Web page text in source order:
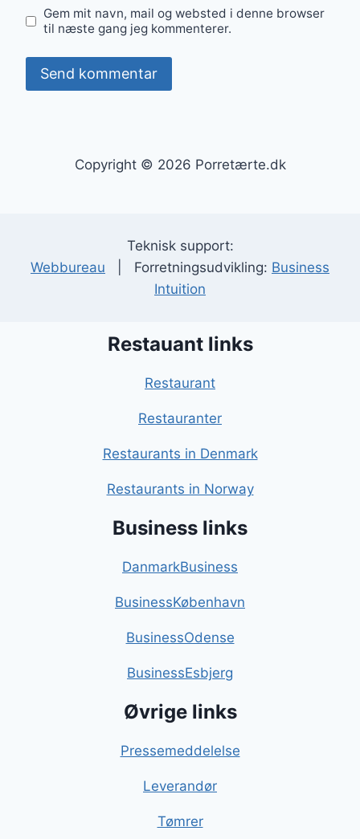
Gem mit navn, mail og websted i denne browser
til næste gang jeg kommenterer.
Copyright © 2026 Porretærte.dk
Teknisk support:
Webbureau | Forretningsudvikling: Business
Intuition
Restauant links
Restaurant
Restauranter
Restaurants in Denmark
Restaurants in Norway
Business links
DanmarkBusiness
BusinessKøbenhavn
BusinessOdense
BusinessEsbjerg
Øvrige links
Pressemeddelelse
Leverandør
Tømrer